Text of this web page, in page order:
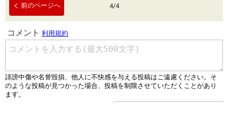
前のページへ 4/4